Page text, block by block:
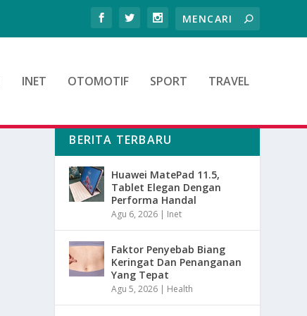
INET OTOMOTIF SPORT TRAVEL
BERITA TERBARU
Huawei MatePad 11.5,
Tablet Elegan Dengan
Performa Handal
Agu 6, 2026 | Inet
Faktor Penyebab Biang
Keringat Dan Penanganan
Yang Tepat
Agu 5, 2026 | Health